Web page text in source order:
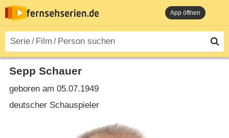
App öffnen
Sepp Schauer
geboren am 05.07.1949
deutscher Schauspieler